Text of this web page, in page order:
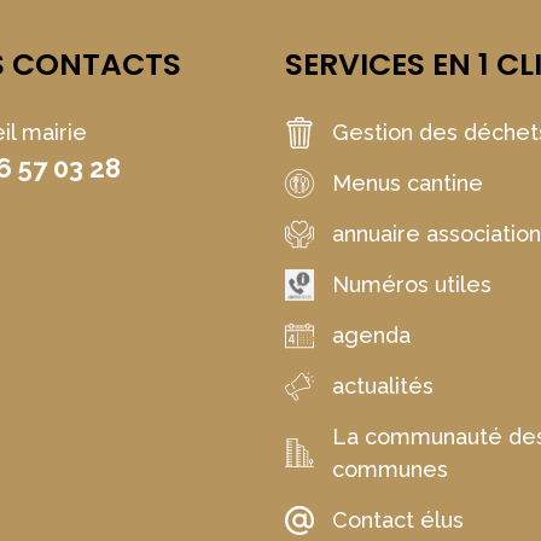
CONTACTS
mairie
57 03 28
SERVICES EN 1
Gestion des
Menus cantine
annuaire
Numéros utiles
agenda
actualités
La communauté
communes
Contact élus